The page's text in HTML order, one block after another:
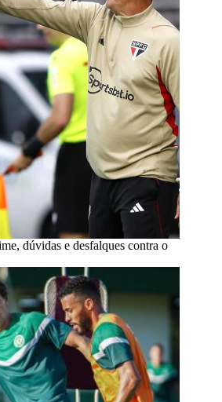
dúvidas e desfalques contra o